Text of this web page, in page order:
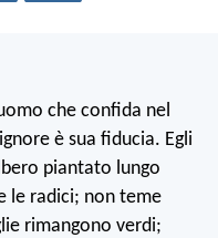
che confida nel
è sua fiducia. Egli
piantato lungo
le radici; non teme
rimangono verdi;